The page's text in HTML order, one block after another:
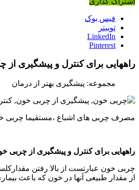
فیس بوک
توییتر
LinkedIn
Pinterest
راههایی برای کنترل و پیشگیری از
مجموعه: پیشگیری بهتر از درمان
مصرف چربی های اشباع ،مستقیما چربی
راههایی برای کنترل و پیشگیری از چربی
چربی خون عبارتست از بالا رفتن
از مقدار طبیعی آنها در خون که باعث